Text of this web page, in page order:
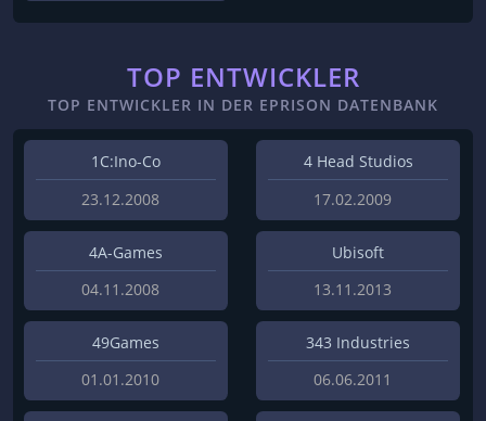
TOP ENTWICKLER
TOP ENTWICKLER IN DER EPRISON DATENBANK
1C:Ino-Co
23.12.2008
4 Head Studios
17.02.2009
4A-Games
04.11.2008
Ubisoft
13.11.2013
49Games
01.01.2010
343 Industries
06.06.2011